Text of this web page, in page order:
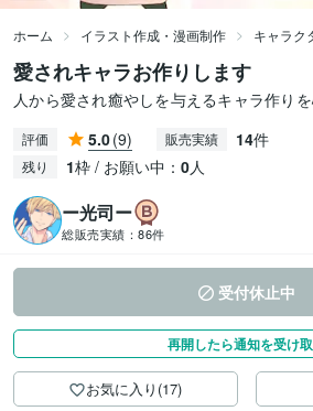
ホーム イラスト作成・漫画制作 キャラク
愛されキャラお作りします
人から愛され癒やしを与えるキャラ作り
評価 5.0(9) 販売実績 14件
残り 1枠 / お願い中： 0人
ー光司ー
総販売実績： 86件
受付休止中
再開したら通知を受け
お気に入り(17)